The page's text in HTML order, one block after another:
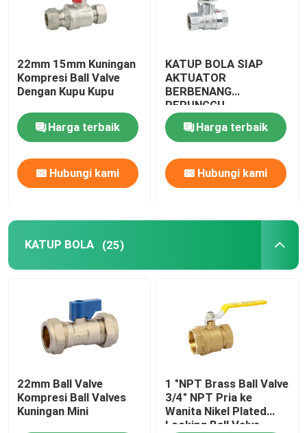
22mm 15mm Kuningan
Kompresi Ball Valve
Dengan Kupu Kupu
Harga terbaik
Hubungi kami
KATUP BOLA SIAP
AKTUATOR
BERBENANG
PERUNGGU
Harga terbaik
Hubungi kami
KATUP BOLA (25)
22mm Ball Valve
Kompresi Ball Valves
Kuningan Mini
1 "NPT Brass Ball Valve
3/4" NPT Pria ke
Wanita Nikel Plated
Locking Ball Valve